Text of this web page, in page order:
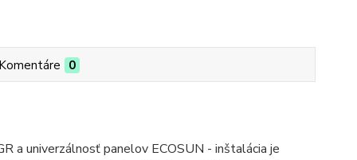
0
a univerzálnosť panelov ECOSUN - inštalácia je